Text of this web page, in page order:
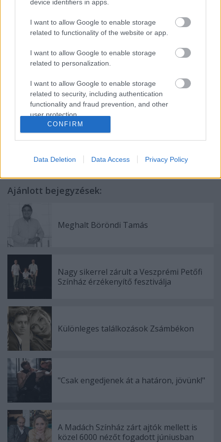
device identifiers in apps.
I want to allow Google to enable storage
related to functionality of the website or app.
I want to allow Google to enable storage
related to personalization.
I want to allow Google to enable storage
related to security, including authentication
functionality and fraud prevention, and other
user protection.
CONFIRM
Data Deletion Data Access Privacy Policy
2015. március 6. IV. Henrik – 2. rész
2015. május 8. Minden jó, ha jó a vége
Valamennyi előadás 19.00 órakor kezdődik.
Ajánlott bejegyzések:
Meghalt Böröndi Tamás
Nagy sikerrel zárult a Veszprémi Petőfi
Színház érzékenyítő fesztiválja
Különleges találkozások Zsámbékon
"Csak engedjenek át a határon, jövünk!"
A Madách Színház zárt ajtók mellett is
közel 6000 nézőt fogadott júniusban